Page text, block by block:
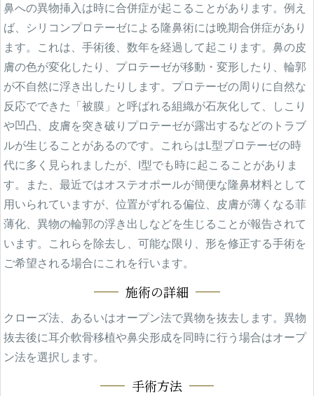
WEBカウンセリング予約
ブログ
Blog
ENGLISH
Clinic
Online Shop
鼻への異物挿入は時に合併症が起こることがあります。例え
ば、シリコンプロテーゼによる隆鼻術には晩期合併症があり
ます。これは、手術後、数年を経過して起こります。鼻の皮
膚の色が変化したり、プロテーゼが移動・変形したり、輪郭
が不自然に浮き出したりします。プロテーゼの周りに自然な
反応でできた「被膜」と呼ばれる組織が石灰化して、しこり
や凹凸、皮膚を突き破りプロテーゼが露出するなどのトラブ
ルが生じることがあるのです。これらはL型プロテーゼの時
代に多く見られましたが、I型でも時に起こることがありま
す。また、最近ではオステオポールが簡便な隆鼻材料として
用いられていますが、位置がずれる偏位、皮膚が薄くなる菲
薄化、異物の輪郭の浮き出しなどを生じることが報告されて
います。これらを除去し、可能な限り、形を修正する手術を
ご希望される場合にこれを行います。
施術の詳細
クローズ法、あるいはオープン法で異物を抜去します。異物
抜去後に耳介軟骨移植や鼻尖形成を同時に行う場合はオープ
ン法を選択します。
手術方法